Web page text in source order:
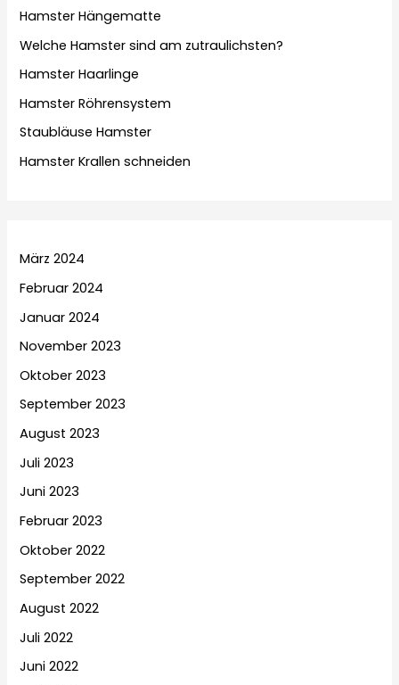
Hamster Hängematte
Welche Hamster sind am zutraulichsten?
Hamster Haarlinge
Hamster Röhrensystem
Staubläuse Hamster
Hamster Krallen schneiden
März 2024
Februar 2024
Januar 2024
November 2023
Oktober 2023
September 2023
August 2023
Juli 2023
Juni 2023
Februar 2023
Oktober 2022
September 2022
August 2022
Juli 2022
Juni 2022